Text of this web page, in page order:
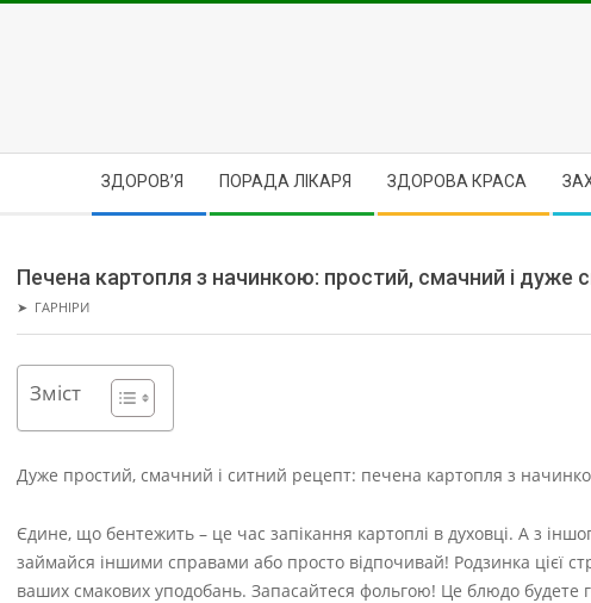
ЗДОРОВ’Я ПОРАДА ЛІКАРЯ ЗДОРОВА КРАСА
Печена картопля з начинкою: простий, смачний і дуже
➤ ГАРНІРИ
Зміст
Дуже простий, смачний і ситний рецепт: печена картопля з
Єдине, що бентежить – це час запікання картоплі в духовці. А з
займайся іншими справами або просто відпочивай! Родзинка цієї
ваших смакових уподобань. Запасайтеся фольгою! Це блюдо будете